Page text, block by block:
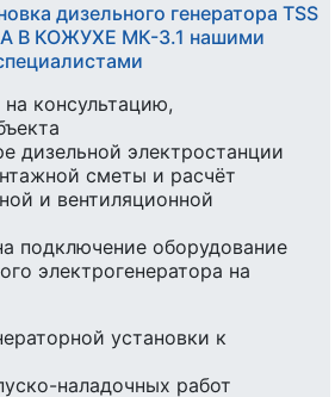
дизельного генератора TSS
В КОЖУХЕ МК-3.1 нашими
консультацию,
дизельной электростанции
сметы и расчёт
и вентиляционной
подключение оборудование
электрогенератора на
установки к
наладочных работ